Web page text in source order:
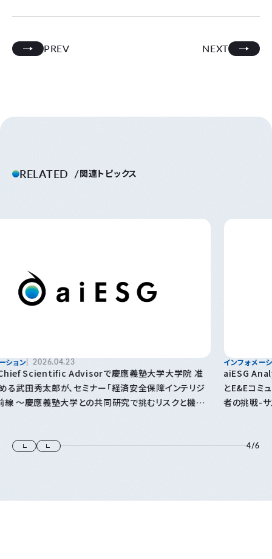
PREV NEXT
RELATED 関連トピックス
ジ
インフォメーション
aiESG Analysis＆Consulting部のニーナ・ジダノビチが、
とE&Eコミュニティ主催のイベント「スタートアップを通じた先
者の挑戦-サステナビリティを拡げるAIと人材とは-」に登壇しま
4/6